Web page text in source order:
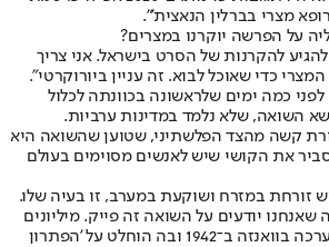
מצרי בברלין הנאצית'".
על הפרשה יוקרנו במצרים?
להקרנות של הסרט בישראל. אני צריך
כדי שאוכל לבוא. זה עניין ביורוקרטי".
לפני כמה ימים שלראשונה בכוונתה לכלול
השואה, שלא נלמד במדינות ערביות.
קשה מהצד הפלשתיני, שטוען שהשואה היא
את הקושי שיש לאנשים מסוימים בעולם
זורחת במזרח ושוקעת במערב, זו בעיה שלו.
יודעים על השואה זה פייק. מיליונים
נרצחו. היתה הוועידה שנערכה בוואנזה ב־1942 ובה הוחלט על 'הפתרון